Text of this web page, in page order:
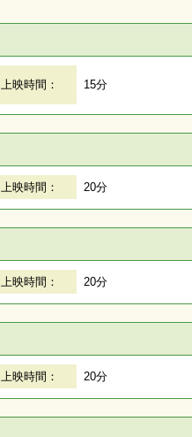
上映時間： 15分
上映時間： 20分
上映時間： 20分
上映時間： 20分